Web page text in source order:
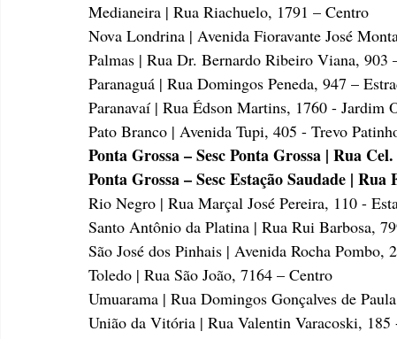
Medianeira | Rua Riachuelo, 1791 – Centro
Nova Londrina | Avenida Fioravante José
Palmas | Rua Dr. Bernardo Ribeiro Viana, 903
Paranaguá | Rua Domingos Peneda, 947 –
Paranavaí | Rua Édson Martins, 1760 - Jardim
Pato Branco | Avenida Tupi, 405 - Trevo
Ponta Grossa – Sesc Ponta Grossa | Rua
Ponta Grossa – Sesc Estação Saudade |
Rio Negro | Rua Marçal José Pereira, 110 -
Santo Antônio da Platina | Rua Rui Barbosa,
São José dos Pinhais | Avenida Rocha Pombo,
Toledo | Rua São João, 7164 – Centro
Umuarama | Rua Domingos Gonçalves de
União da Vitória | Rua Valentin Varacoski, 185